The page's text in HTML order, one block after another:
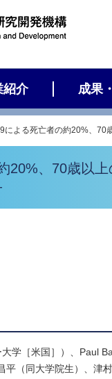
紹介 成果
による死亡者の約20%、
20%、70歳以
学［米国］）、Paul
（同大学院生）、津